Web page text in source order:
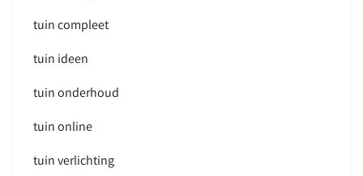
tuin compleet
tuin ideen
tuin onderhoud
tuin online
tuin verlichting